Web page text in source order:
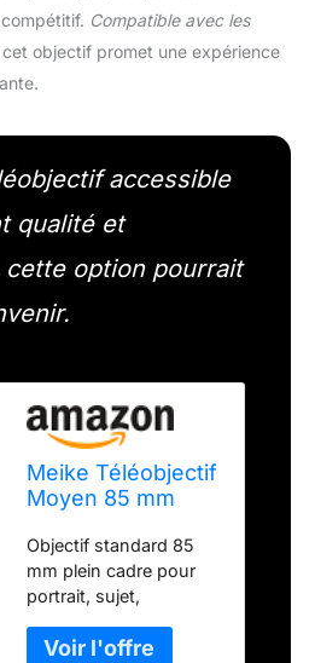
Compatible avec les
objectif promet une expérience
accessible
qualité et
cette option pourrait
Meike Téléobjectif
Moyen 85 mm
Point Automatique
STM Moteur Pas à
Pas Plein Cadre
Portrait
Compatible avec
Objectif standard 85
mm plein cadre pour
portrait, sujet,
photographie de